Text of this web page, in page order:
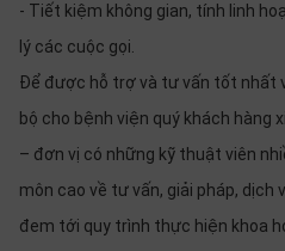
- Tiết kiệm không gian, tính linh
lý các cuộc gọi.
Để được hỗ trợ và tư vấn tốt nhất
bộ cho bệnh viện quý khách hàng
– đơn vị có những kỹ thuật viên
môn cao về tư vấn, giải pháp, dịch
đem tới quy trình thực hiện khoa